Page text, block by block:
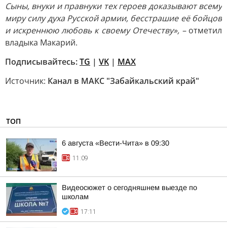
Сыны, внуки и правнуки тех героев доказывают всему
миру силу духа Русской армии, бесстрашие её бойцов
и искреннюю любовь к своему Отечеству», –отметил
владыка Макарий.
Подписывайтесь:TG | VK | MAX
Источник: Канал в МАКС "Забайкальский край"
ТОП
6 августа «Вести-Чита» в 09:30
11:09
Видеосюжет о сегодняшнем выезде по
школам
17:11